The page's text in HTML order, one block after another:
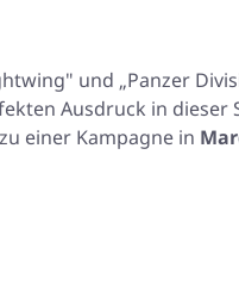
und „Panzer
Ausdruck in dieser
einer Kampagne in